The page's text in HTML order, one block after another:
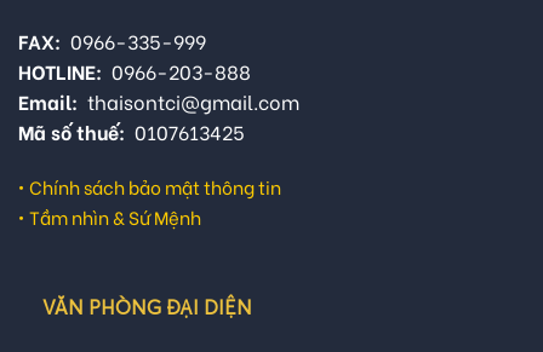
FAX: 0966-335-999
HOTLINE: 0966-203-888
Email: thaisontci@gmail.com
Mã số thuế: 0107613425
• Chính sách bảo mật thông tin
• Tầm nhìn & Sứ Mệnh
VĂN PHÒNG ĐẠI DIỆN